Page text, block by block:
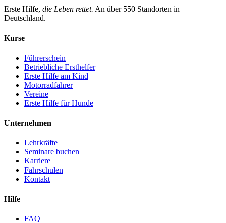
Erste Hilfe, die Leben rettet. An über 550 Standorten in
Deutschland.
Kurse
Führerschein
Betriebliche Ersthelfer
Erste Hilfe am Kind
Motorradfahrer
Vereine
Erste Hilfe für Hunde
Unternehmen
Lehrkräfte
Seminare buchen
Karriere
Fahrschulen
Kontakt
Hilfe
FAQ